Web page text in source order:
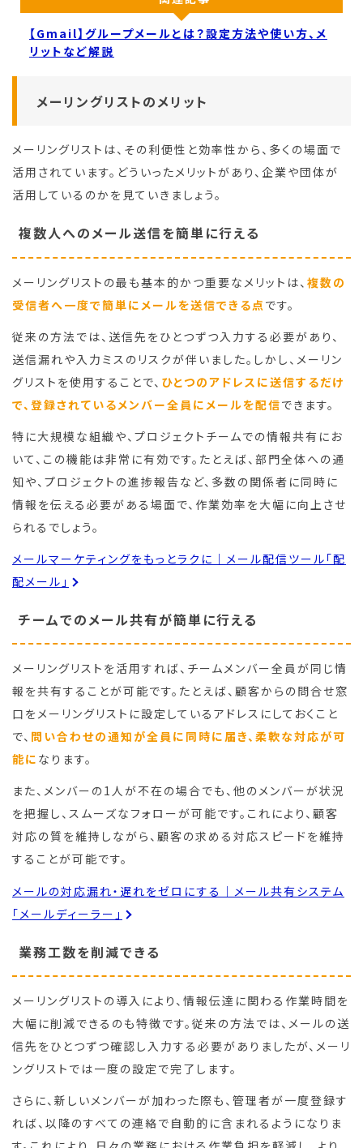
【Gmail】グループメールとは？設定方法や使い方、メ
リットなど解説
メーリングリストのメリット
メーリングリストは、その利便性と効率性から、多くの場面で
活用されています。どういったメリットがあり、企業や団体が
活用しているのかを見ていきましょう。
複数人へのメール送信を簡単に行える
メーリングリストの最も基本的かつ重要なメリットは、 複数の
受信者へ一度で簡単にメールを送信できる点 です。
従来の方法では、送信先をひとつずつ入力する必要があり、
送信漏れや入力ミスのリスクが伴いました。しかし、メーリン
グリストを使用することで、 ひとつのアドレスに送信するだけ
で、登録されているメンバー全員にメールを配信できます。
特に大規模な組織や、プロジェクトチームでの情報共有にお
いて、この機能は非常に有効です。たとえば、部門全体への通
知や、プロジェクトの進捗報告など、多数の関係者に同時に
情報を伝える必要がある場面で、作業効率を大幅に向上させ
られるでしょう。
メールマーケティングをもっとラクに｜メール配信ツール「配
配メール」
チームでのメール共有が簡単に行える
メーリングリストを活用すれば、チームメンバー全員が同じ情
報を共有することが可能です。たとえば、顧客からの問合せ窓
口をメーリングリストに設定しているアドレスにしておくこと
で、 問い合わせの通知が全員に同時に届き、柔軟な対応が可
能に なります。
また、メンバーの1人が不在の場合でも、他のメンバーが状況
を把握し、スムーズなフォローが可能です。これにより、顧客
対応の質を維持しながら、顧客の求める対応スピードを維持
することが可能です。
メールの対応漏れ・遅れをゼロにする｜メール共有システム
「メールディーラー」
業務工数を削減できる
メーリングリストの導入により、情報伝達に関わる作業時間を
大幅に削減できるのも特徴です。従来の方法では、メールの送
信先をひとつずつ確認し入力する必要がありましたが、メーリ
ングリストでは一度の設定で完了します。
さらに、新しいメンバーが加わった際も、管理者が一度登録す
れば、以降のすべての連絡で自動的に含まれるようになりま